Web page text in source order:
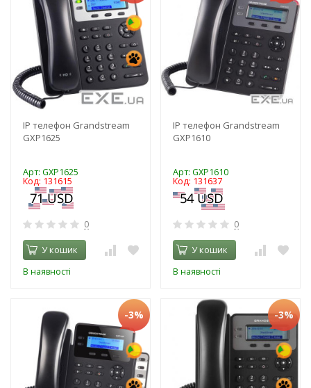
IP телефон Grandstream
GXP1625
Арт: GXP1625
Код: 131615
0
У кошик
В наявності
IP телефон Grandstream
GXP1610
Арт: GXP1610
Код: 131637
0
У кошик
В наявності
-3% -3%